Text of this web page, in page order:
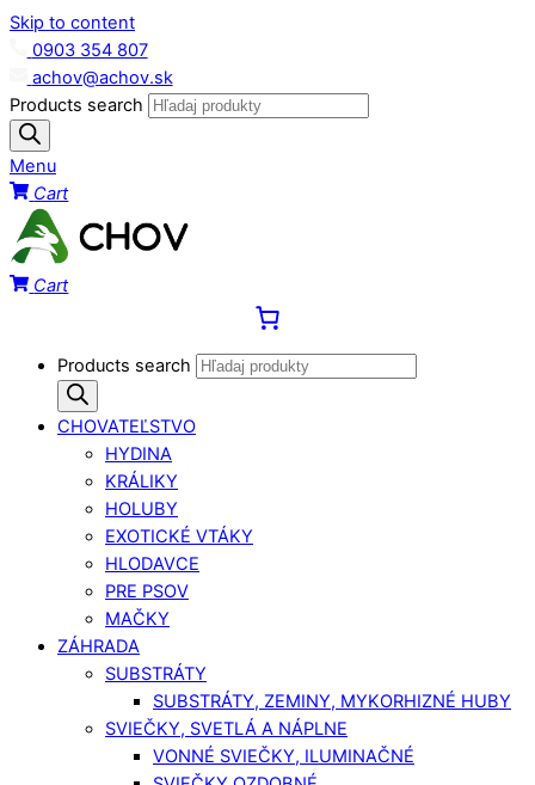
Skip to content
0903 354 807
achov@achov.sk
Products search
Menu
Cart
Cart
Products search
CHOVATEĽSTVO
HYDINA
KRÁLIKY
HOLUBY
EXOTICKÉ VTÁKY
HLODAVCE
PRE PSOV
MAČKY
ZÁHRADA
SUBSTRÁTY
SUBSTRÁTY, ZEMINY, MYKORHIZNÉ HUBY
SVIEČKY, SVETLÁ A NÁPLNE
VONNÉ SVIEČKY, ILUMINAČNÉ